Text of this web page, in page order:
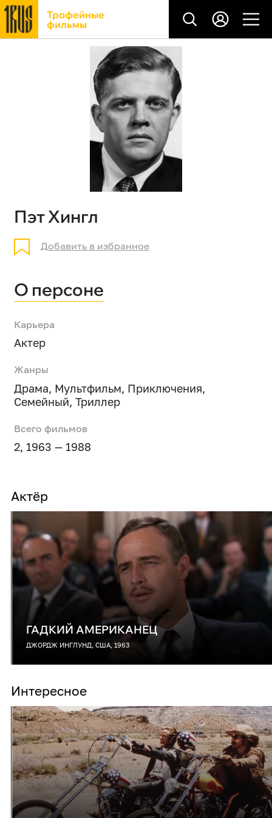
Трофейные
фильмы
Пэт Хингл
Добавить в избранное
О персоне
Карьера
Актер
Жанры
Драма, Мультфильм, Приключения,
Семейный, Триллер
Всего фильмов
2, 1963 — 1988
Актёр
ГАДКИЙ АМЕРИКАНЕЦ
ДЖОРДЖ ИНГЛУНД, США, 1963
Интересное